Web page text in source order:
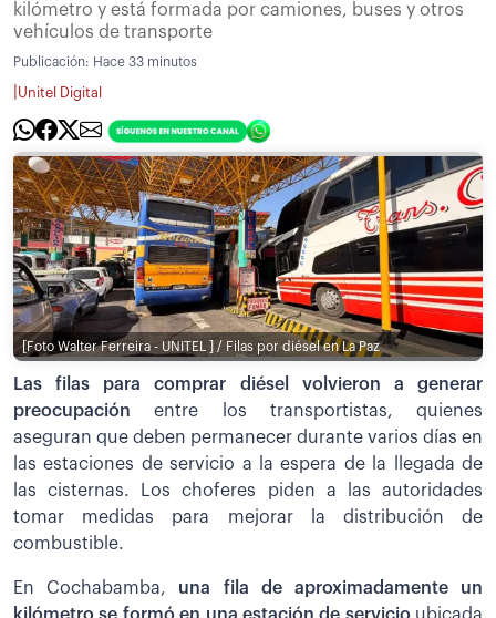
kilómetro y está formada por camiones, buses y otros
vehículos de transporte
Publicación: Hace 33 minutos
Unitel Digital
[Foto Walter Ferreira - UNITEL ] / Filas por diésel en La Paz
Las filas para comprar diésel volvieron a generar
preocupación entre los transportistas, quienes
aseguran que deben permanecer durante varios días en
las estaciones de servicio a la espera de la llegada de
las cisternas. Los choferes piden a las autoridades
tomar medidas para mejorar la distribución de
combustible.
En Cochabamba, una fila de aproximadamente un